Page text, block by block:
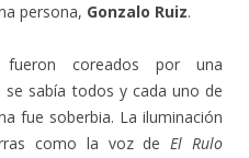
persona, Gonzalo Ruiz.
coreados por una
sabía todos y cada uno de
fue soberbia. La iluminación
como la voz deEl Rulo